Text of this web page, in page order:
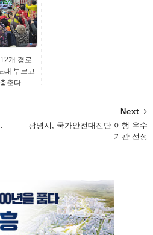
개 경로
래 부르고
춘다
Next
광명시, 국가안전대진단 이행 우수
기관 선정